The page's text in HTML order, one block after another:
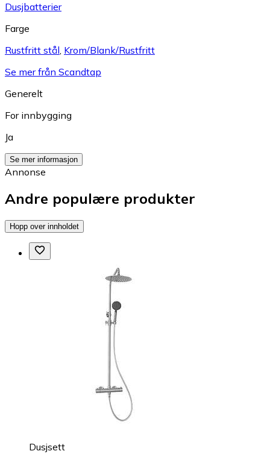
Dusjbatterier
Farge
Rustfritt stål Krom/Blank/Rustfritt
Se mer från Scandtap
Generelt
For innbygging
Ja
Se mer informasjon
Annonse
Andre populære produkter
Hopp over innholdet
Dusjsett